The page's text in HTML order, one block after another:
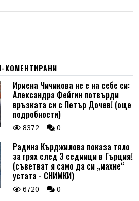
КОМЕНТИРАНИ
Ирмена Чичикова не е на себе си:
Александра Фейгин потвърди
връзката си с Петър Дочев! (още
подробности)
8372 0
Радина Кърджилова показа тяло
за грях след 3 седмици в Гърция!
(съветват я само да си „махне“
устата - СНИМКИ)
6720 0